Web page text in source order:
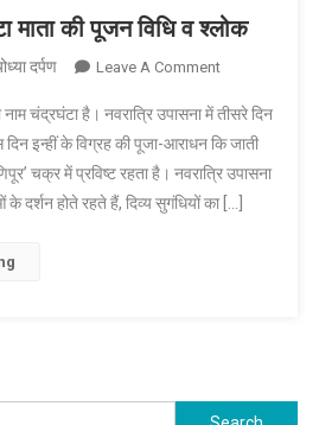
माता की पूजन विधि व श्लोक
दर्पण Leave A CommentOn
चंद्रघंटा
माता
की
पूजन
नाम चंद्रघंटा है। नवरात्रि उपासना में तीसरे दिन
इन्हीं के विग्रह की पूजा-आराधन कि जाती
चक्र में प्रविष्ट रहता है। नवरात्रि उपासना
दर्शन होते रहते हैं, दिव्य सुगंधियों का […]
Search